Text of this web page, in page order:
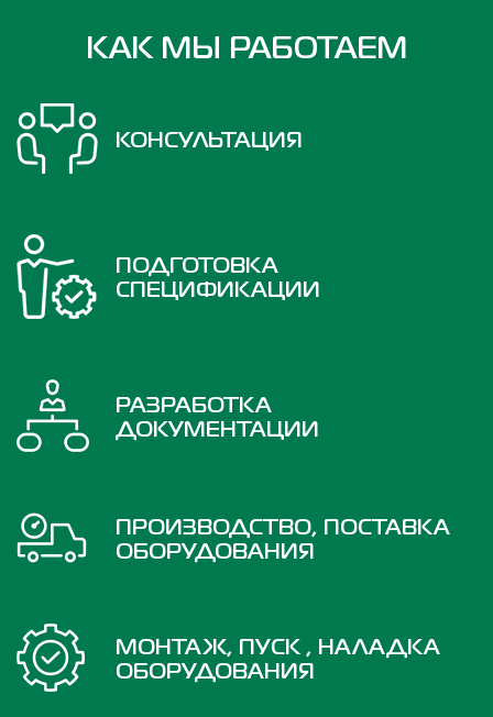
КАК МЫ РАБОТАЕМ
КОНСУЛЬТАЦИЯ
ПОДГОТОВКА
СПЕЦИФИКАЦИИ
РАЗРАБОТКА
ДОКУМЕНТАЦИИ
ПРОИЗВОДСТВО, ПОСТАВКА
ОБОРУДОВАНИЯ
МОНТАЖ, ПУСК , НАЛАДКА
ОБОРУДОВАНИЯ